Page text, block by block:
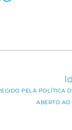
PELA POLÍTICA
ABERTO